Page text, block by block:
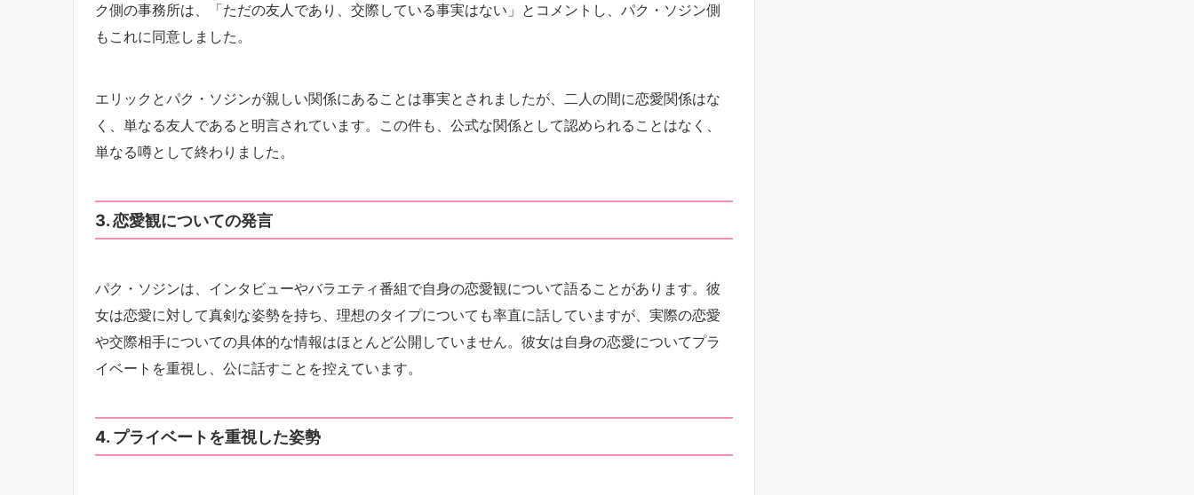
ク側の事務所は、「ただの友人であり、交際している事実はない」とコメントし、パク・ソジン側
もこれに同意しました。
エリックとパク・ソジンが親しい関係にあることは事実とされましたが、二人の間に恋愛関係はな
く、単なる友人であると明言されています。この件も、公式な関係として認められることはなく、
単なる噂として終わりました。
3. 恋愛観についての発言
パク・ソジンは、インタビューやバラエティ番組で自身の恋愛観について語ることがあります。彼
女は恋愛に対して真剣な姿勢を持ち、理想のタイプについても率直に話していますが、実際の恋愛
や交際相手についての具体的な情報はほとんど公開していません。彼女は自身の恋愛についてプラ
イベートを重視し、公に話すことを控えています。
4. プライベートを重視した姿勢